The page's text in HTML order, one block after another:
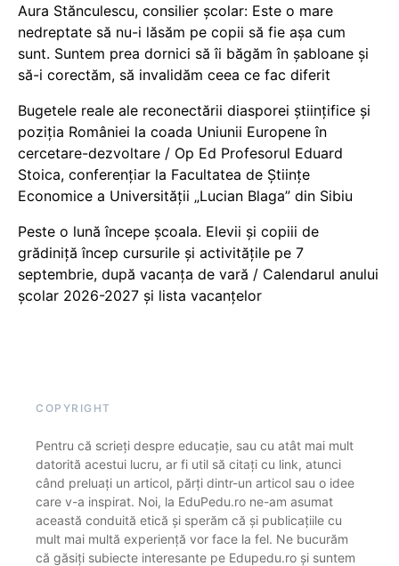
Aura Stănculescu, consilier școlar: Este o mare
nedreptate să nu-i lăsăm pe copii să fie așa cum
sunt. Suntem prea dornici să îi băgăm în șabloane și
să-i corectăm, să invalidăm ceea ce fac diferit
Bugetele reale ale reconectării diasporei științifice și
poziția României la coada Uniunii Europene în
cercetare-dezvoltare / Op Ed Profesorul Eduard
Stoica, conferențiar la Facultatea de Științe
Economice a Universității „Lucian Blaga” din Sibiu
Peste o lună începe școala. Elevii și copiii de
grădiniță încep cursurile și activitățile pe 7
septembrie, după vacanța de vară / Calendarul anului
școlar 2026-2027 și lista vacanțelor
COPYRIGHT
Pentru că scrieți despre educație, sau cu atât mai mult
datorită acestui lucru, ar fi util să citați cu link, atunci
când preluați un articol, părți dintr-un articol sau o idee
care v-a inspirat. Noi, la EduPedu.ro ne-am asumat
această conduită etică și sperăm că și publicațiile cu
mult mai multă experiență vor face la fel. Ne bucurăm
că găsiți subiecte interesante pe Edupedu.ro și suntem